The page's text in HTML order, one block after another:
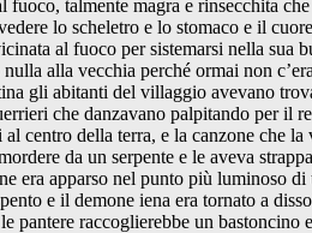
talmente magra e rinsecchita
lo scheletro e lo stomaco e il
al fuoco per sistemarsi nella
alla vecchia perché ormai non
gli abitanti del villaggio avevano
che danzavano palpitando per il
centro della terra, e la canzone che
da un serpente e le aveva
era apparso nel punto più luminoso
e il demone iena era tornato a
pantere raccoglierebbe un